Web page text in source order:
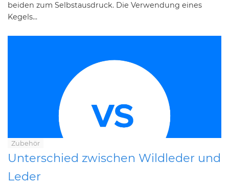
beiden zum Selbstausdruck. Die Verwendung eines
Kegels...
Zubehör
Unterschied zwischen Wildleder und
Leder